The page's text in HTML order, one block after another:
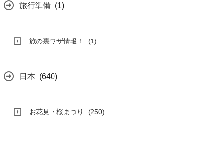
旅行準備 (1)
旅の裏ワザ情報！ (1)
日本 (640)
お花見・桜まつり (250)